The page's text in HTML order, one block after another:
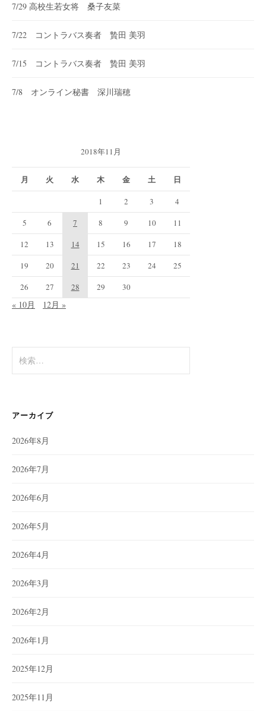
7/29 高校生若女将 桑子友菜
7/22 コントラバス奏者 贄田 美羽
7/15 コントラバス奏者 贄田 美羽
7/8 オンライン秘書 深川瑞穂
2018年11月
月 火 水 木 金 土 日
1 2 3
4
5
6 7 8 9 10
11
12
13 14 15 16 17
18
19
20 21 22 23 24
25
26
27 28 29 30
« 10月 12月 »
索:
アーカイブ
2026年8月
2026年7月
2026年6月
2026年5月
2026年4月
2026年3月
2026年2月
2026年1月
2025年12月
2025年11月